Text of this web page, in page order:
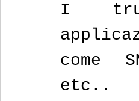
I
come
etc..